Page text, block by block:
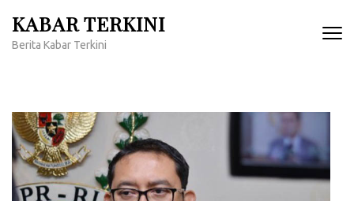
konten
KABAR TERKINI
Berita Kabar Terkini